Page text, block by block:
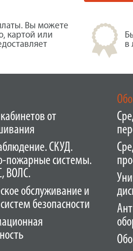
Вы можете
картой или
в
от
СКУД.
пожарные системы.
ВОЛС.
обслуживание и
безопасности